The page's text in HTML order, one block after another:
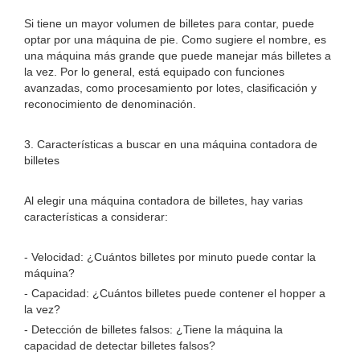
Si tiene un mayor volumen de billetes para contar, puede
optar por una máquina de pie. Como sugiere el nombre, es
una máquina más grande que puede manejar más billetes a
la vez. Por lo general, está equipado con funciones
avanzadas, como procesamiento por lotes, clasificación y
reconocimiento de denominación.
3. Características a buscar en una máquina contadora de
billetes
Al elegir una máquina contadora de billetes, hay varias
características a considerar:
- Velocidad: ¿Cuántos billetes por minuto puede contar la
máquina?
- Capacidad: ¿Cuántos billetes puede contener el hopper a
la vez?
- Detección de billetes falsos: ¿Tiene la máquina la
capacidad de detectar billetes falsos?